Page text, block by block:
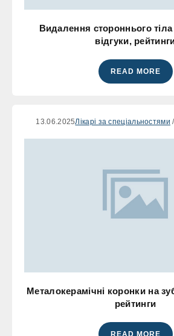
Видалення стороннього
відгуки,
READ MORE
13.06.2025Лікарі за спеціальностями /
Металокерамічні коронки на
рейтинги
READ MORE